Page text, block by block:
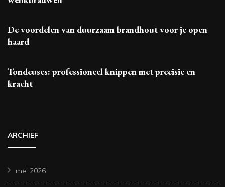
De voordelen van duurzaam brandhout voor je open
haard
Tondeuses: professioneel knippen met precisie en
kracht
ARCHIEF
mei 2026